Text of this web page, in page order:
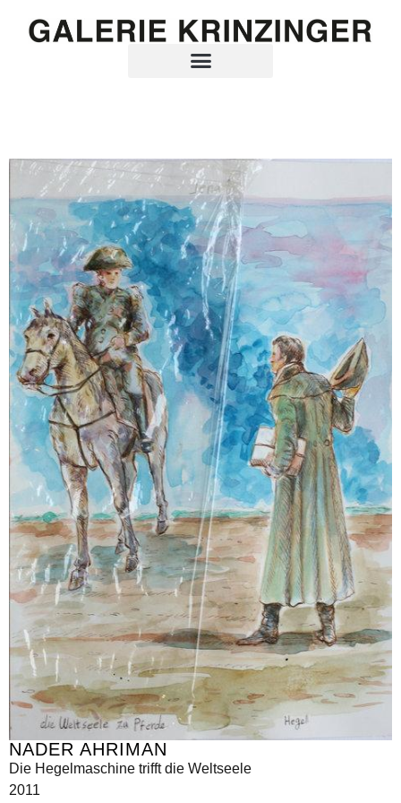
NADER AHRIMAN
Die Hegelmaschine trifft die Weltseele
2011